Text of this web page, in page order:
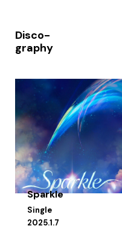
Disco-
graphy
Sparkle
Single
2025.1.7